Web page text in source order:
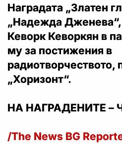
Наградата „Златен
„Надежда Дженева“
Кеворк Кеворкян в
му за постижения в
радиотворчеството,
„Хоризонт“.
НА НАГРАДЕНИТЕ –
/The News BG